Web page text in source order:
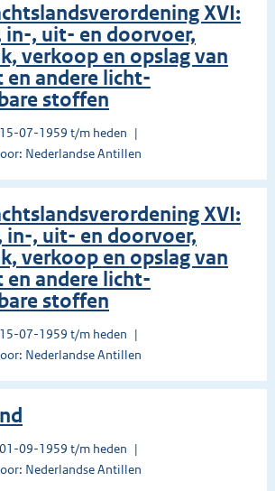
XVI:
in-, uit- en doorvoer,
verkoop en opslag van
en andere licht-
stoffen
07-1959 t/m heden
Nederlandse Antillen
XVI:
in-, uit- en doorvoer,
verkoop en opslag van
en andere licht-
stof­fen
07-1959 t/m heden
Nederlandse Antillen
09-1959 t/m heden
Nederlandse Antillen